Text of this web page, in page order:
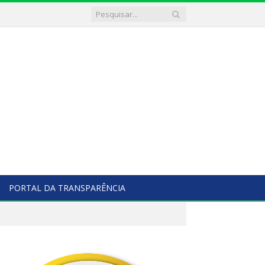
PORTAL DA TRANSPARÊNCIA